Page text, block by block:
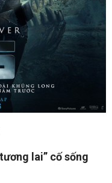
lai” cố sống